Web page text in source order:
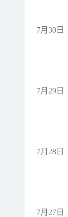
7月30日
7月29日
7月28日
7月27日